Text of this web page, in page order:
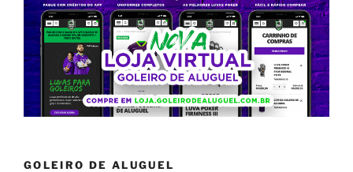
GOLEIRO DE ALUGUEL